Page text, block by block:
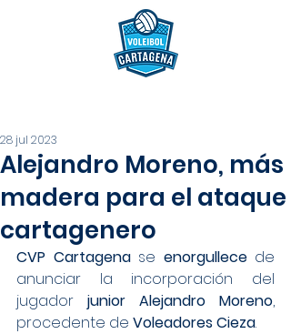
Alejandro Moreno, más
madera para el ataque
cartagenero
28 jul 2023
CVP Cartagena se enorgullece de
anunciar la incorporación del
jugador junior Alejandro Moreno,
procedente de Voleadores Cieza.